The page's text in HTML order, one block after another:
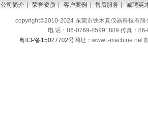
公司简介 荣誉资质 客户案例 售后服务 诚聘英
copyright©2010-2024 东莞市铁木真仪器科技有
电 话：86-0769-85991889 传真：
粤ICP备15027702号网址：www.t-machine.net